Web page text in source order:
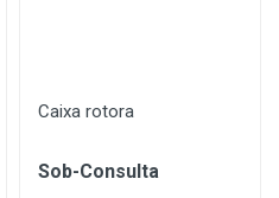
Caixa rotora
Sob-Consulta